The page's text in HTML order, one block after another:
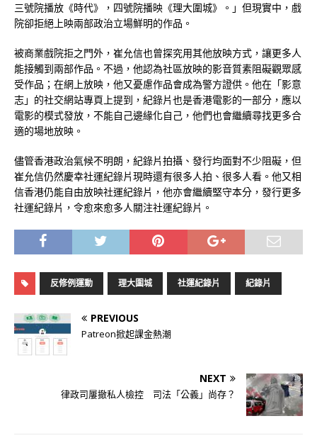
三號院播放《時代》，四號院播映《理大圍城》。」但現實中，戲
院卻拒絕上映兩部政治立場鮮明的作品。
被商業戲院拒之門外，崔允信也曾探究用其他放映方式，讓更多人
能接觸到兩部作品。不過，他認為社區放映的影音質素阻礙觀眾感
受作品；在網上放映，他又憂慮作品會成為警方證供。他在「影意
志」的社交網站專頁上提到，紀錄片也是香港電影的一部分，應以
電影的模式發放，不能自己邊緣化自己，他們也會繼續尋找更多合
適的場地放映。
儘管香港政治氣候不明朗，紀錄片拍攝、發行均面對不少阻礙，但
崔允信仍然慶幸社運紀錄片現時還有很多人拍、很多人看。他又相
信香港仍能自由放映社運紀錄片，他亦會繼續堅守本分，發行更多
社運紀錄片，令愈來愈多人關注社運紀錄片。
反修例運動 理大圍城 社運紀錄片 紀錄片
PREVIOUS
Patreon掀起課金熱潮
NEXT
律政司屢撤私人檢控 司法「公義」尚存？